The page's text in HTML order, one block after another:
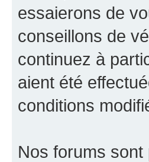
essaierons de
conseillons de
continuez à
aient été
conditions
Nos forums